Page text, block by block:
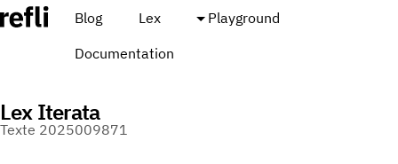
Blog Lex
Playground
Documentation
Lex Iterata
Texte 2025009871